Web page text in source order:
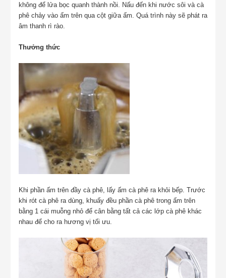
không để lửa bọc quanh thành nồi. Nấu đến khi nước sôi và cà
phê chảy vào ấm trên qua cột giữa ấm. Quá trình này sẽ phát ra
âm thanh rì rào.
Thưởng thức
Khi phần ấm trên đầy cà phê, lấy ấm cà phê ra khỏi bếp. Trước
khi rót cà phê ra dùng, khuấy đều phần cà phê trong ấm trên
bằng 1 cái muỗng nhỏ để cân bằng tất cả các lớp cà phê khác
nhau để cho ra hương vị tối ưu.